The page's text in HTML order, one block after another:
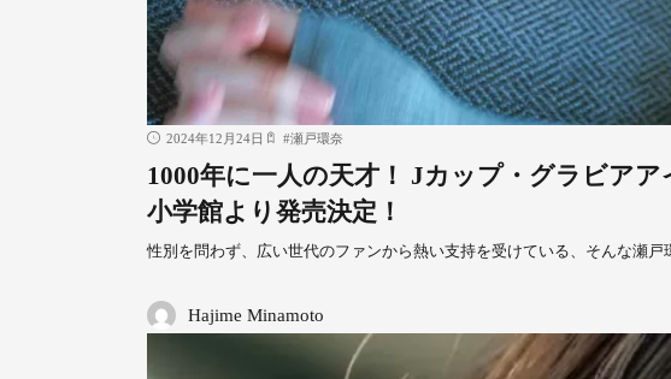
2024年12月24日 #瀬戸環奈
1000年に一人の天才！ Jカップ・グラビアア
小学館より発売決定！
性別を問わず、広い世代のファンから熱い支持を受けている、そんな瀬
Hajime Minamoto